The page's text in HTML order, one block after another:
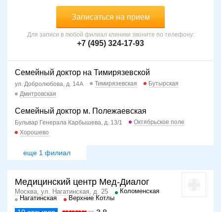
Записаться на прием
Для записи в любой филиал клиники звоните по телефону:
+7 (495) 324-17-93
Семейный доктор на Тимирязевской
ул. Добролюбова, д. 14А Тимирязевская
Бутырская
Дмитровская
Семейный доктор м. Полежаевская
Бульвар Генерала Карбышева, д. 13/1
Октябрьское поле
Хорошево
еще 1 филиал
Медицинский центр Мед-Диалог
Москва, ул. Нагатинская, д. 25
Коломенская
Нагатинская
Верхние Котлы